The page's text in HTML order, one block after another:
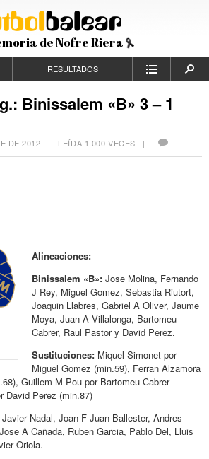
de Nofre Riera
RESULTADOS
Binissalem «B» 3 – 1
DE 2012 | LEÍDA 1.000 VECES |
Alineaciones:
Binissalem «B»: Jose Molina, Fernando
J Rey, Miguel Gomez, Sebastia Riutort,
Joaquin Llabres, Gabriel A Oliver, Jaume
Moya, Juan A Villalonga, Bartomeu
Cabrer, Raul Pastor y David Perez.
Sustituciones: Miquel Simonet por
Miguel Gomez (min.59), Ferran Alzamora
Guillem M Pou por Bartomeu Cabrer
David Perez (min.87)
Nadal, Joan F Juan Ballester, Andres
A Cañada, Ruben Garcia, Pablo Del, Lluis
Oriola.